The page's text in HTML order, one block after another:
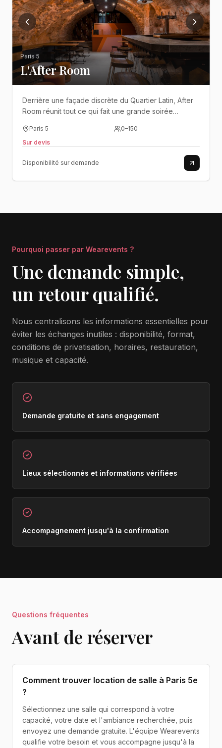
Paris 5
L'After Room
Derrière une façade discrète du Quartier Latin, After
Room réunit tout ce qui fait une grande soirée
dansante et une ambiance qui monte en intensité au
fil des heures..
Paris 5 0–150
Sur devis
Disponibilité sur demande
Pourquoi passer par Wearevents ?
Une demande simple,
un retour qualifié.
Nous centralisons les informations essentielles pour
éviter les échanges inutiles : disponibilité, format,
conditions de privatisation, horaires, restauration,
musique et capacité.
Demande gratuite et sans engagement
Lieux sélectionnés et informations vérifiées
Accompagnement jusqu'à la confirmation
Questions fréquentes
Avant de réserver
Comment trouver location de salle à Paris 5e
?
Sélectionnez une salle qui correspond à votre
capacité, votre date et l'ambiance recherchée, puis
envoyez une demande gratuite. L'équipe Wearevents
qualifie votre besoin et vous accompagne jusqu'à la